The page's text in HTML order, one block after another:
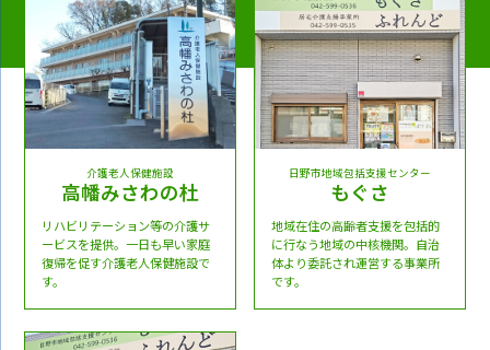
介護老人保健施設
高幡みさわの杜
リハビリテーション等の介護サ
ービスを提供。一日も早い家庭
復帰を促す介護老人保健施設で
す。
日野市地域包括支援センター
もぐさ
地域在住の高齢者支援を包括的
に行なう地域の中核機関。自治
体より委託され運営する事業所
です。